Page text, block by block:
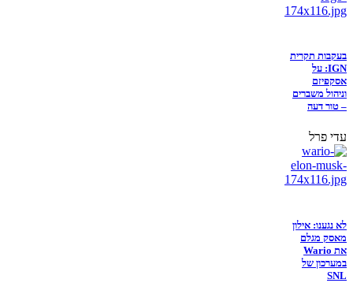
בעקבות תקרית
IGN: על
אסקפיזם
וניהול משברים
– טור דעה
עדי פרל
לא נגענו: אילון
מאסק מגלם
את Wario
במערכון של
SNL